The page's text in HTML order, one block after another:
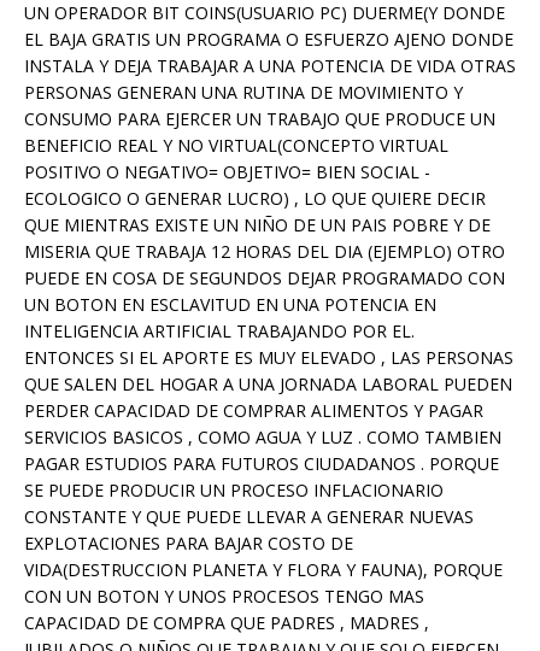
UN OPERADOR BIT COINS(USUARIO PC) DUERME(Y DONDE
EL BAJA GRATIS UN PROGRAMA O ESFUERZO AJENO DONDE
INSTALA Y DEJA TRABAJAR A UNA POTENCIA DE VIDA OTRAS
PERSONAS GENERAN UNA RUTINA DE MOVIMIENTO Y
CONSUMO PARA EJERCER UN TRABAJO QUE PRODUCE UN
BENEFICIO REAL Y NO VIRTUAL(CONCEPTO VIRTUAL
POSITIVO O NEGATIVO= OBJETIVO= BIEN SOCIAL -
ECOLOGICO O GENERAR LUCRO) , LO QUE QUIERE DECIR
QUE MIENTRAS EXISTE UN NIÑO DE UN PAIS POBRE Y DE
MISERIA QUE TRABAJA 12 HORAS DEL DIA (EJEMPLO) OTRO
PUEDE EN COSA DE SEGUNDOS DEJAR PROGRAMADO CON
UN BOTON EN ESCLAVITUD EN UNA POTENCIA EN
INTELIGENCIA ARTIFICIAL TRABAJANDO POR EL.
ENTONCES SI EL APORTE ES MUY ELEVADO , LAS PERSONAS
QUE SALEN DEL HOGAR A UNA JORNADA LABORAL PUEDEN
PERDER CAPACIDAD DE COMPRAR ALIMENTOS Y PAGAR
SERVICIOS BASICOS , COMO AGUA Y LUZ . COMO TAMBIEN
PAGAR ESTUDIOS PARA FUTUROS CIUDADANOS . PORQUE
SE PUEDE PRODUCIR UN PROCESO INFLACIONARIO
CONSTANTE Y QUE PUEDE LLEVAR A GENERAR NUEVAS
EXPLOTACIONES PARA BAJAR COSTO DE
VIDA(DESTRUCCION PLANETA Y FLORA Y FAUNA), PORQUE
CON UN BOTON Y UNOS PROCESOS TENGO MAS
CAPACIDAD DE COMPRA QUE PADRES , MADRES ,